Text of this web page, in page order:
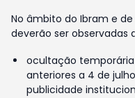
No âmbito do Ibram e
deverão ser observadas
ocultação
anteriores a 4 de
publicidade